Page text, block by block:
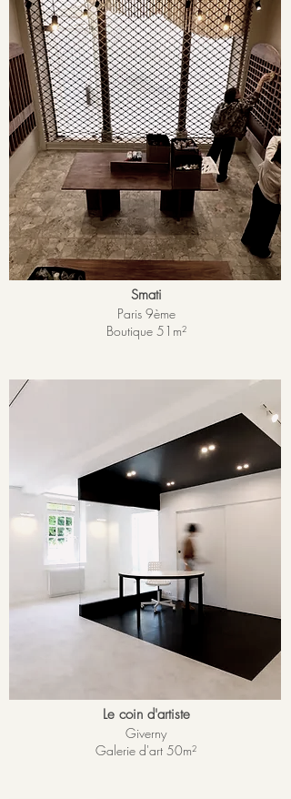
Smati
Paris 9ème
Boutique 51m²
Le coin d'artiste
Giverny
Galerie d'art 50m²